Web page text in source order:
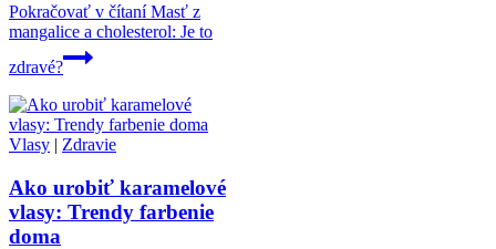
Pokračovať v čítaníMasť z
mangalice a cholesterol: Je to
zdravé?
Vlasy | Zdravie
Ako urobiť karamelové
vlasy: Trendy farbenie
doma